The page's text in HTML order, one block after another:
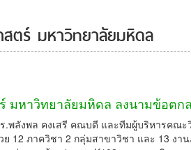
ตร์ มหาวิทยาลัยมหิดล
มหาวิทยาลัยมหิดล ลงนามข้อตก
.พลังพล คงเสรี คณบดี และทีมผู้บริหารค
12 ภาควิชา 2 กลุ่มสาขาวิชา และ 13 ง